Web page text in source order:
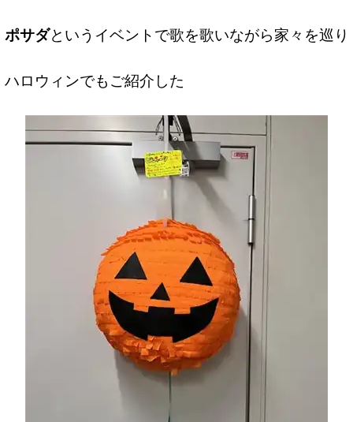
ポサダというイベントで歌を歌いながら家々を巡り
ハロウィンでもご紹介した